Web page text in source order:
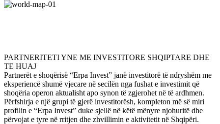
PARTNERITETI YNE ME INVESTITORE SHQIPTARE DHE
TE HUAJ
Partnerët e shoqërisë “Erpa Invest” janë investitorë të ndryshëm me
eksperiencë shumë vjecare në secilën nga fushat e investimit që
shoqëria operon aktualisht apo synon të zgjerohet në të ardhmen.
Përfshirja e një grupi të gjerë investitorësh, kompleton më së miri
profilin e “Erpa Invest” duke sjellë në këtë mënyre njohuritë dhe
përvojat e tyre në rritjen dhe zhvillimin e aktivitetit në Shqipëri.